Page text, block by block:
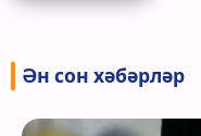
Ән сон хәбәрләр